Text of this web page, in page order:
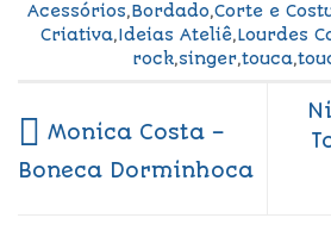
Acessórios,Bordado,Corte e
Criativa,Ideias Ateliê,Lourdes
rock,singer,touca,
Monica Costa –
Boneca Dorminhoca